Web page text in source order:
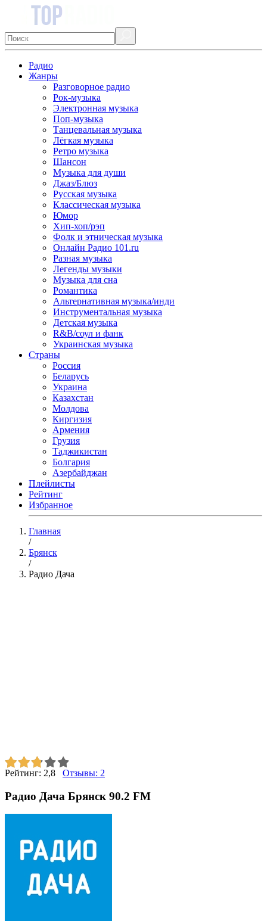
Радио
Жанры
Разговорное радио
Рок-музыка
Электронная музыка
Поп-музыка
Танцевальная музыка
Лёгкая музыка
Ретро музыка
Шансон
Музыка для души
Джаз/Блюз
Русская музыка
Классическая музыка
Юмор
Хип-хоп/рэп
Фолк и этническая музыка
Онлайн Радио 101.ru
Разная музыка
Легенды музыки
Музыка для сна
Романтика
Альтернативная музыка/инди
Инструментальная музыка
Детская музыка
R&B/cоул и фанк
Украинская музыка
Страны
Россия
Беларусь
Украина
Казахстан
Молдова
Киргизия
Армения
Грузия
Таджикистан
Болгария
Азербайджан
Плейлисты
Рейтинг
Избранное
Главная
/
Брянск
/
Радио Дача
Рейтинг: 2,8 Отзывы: 2
Радио Дача Брянск 90.2 FM